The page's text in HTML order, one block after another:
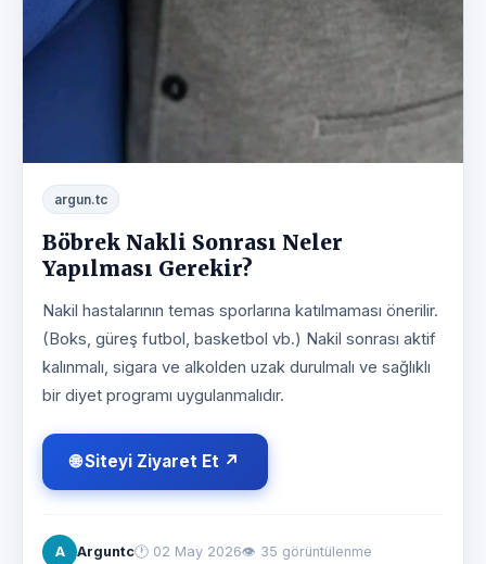
argun.tc
Böbrek Nakli Sonrası Neler
Yapılması Gerekir?
Nakil hastalarının temas sporlarına katılmaması önerilir.
(Boks, güreş futbol, basketbol vb.) Nakil sonrası aktif
kalınmalı, sigara ve alkolden uzak durulmalı ve sağlıklı
bir diyet programı uygulanmalıdır.
🌐 Siteyi Ziyaret Et ↗
A Arguntc🕐 02 May 2026👁 35 görüntülenme